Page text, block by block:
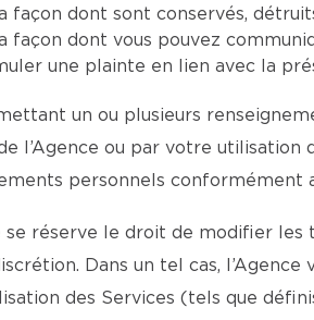
façon dont sont conservés,
façon dont vous pouvez
une plainte en lien avec la
un ou plusieurs
l’Agence ou par votre utilisation
personnels conformément
se réserve le droit de modifier
Dans un tel cas,
des Services (tels que